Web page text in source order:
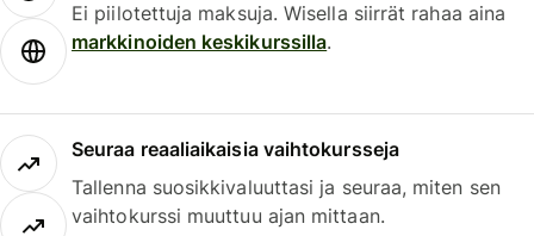
Ei piilotettuja maksuja. Wisella siirrät rahaa aina
markkinoiden keskikurssilla.
Seuraa reaaliaikaisia vaihtokursseja
Tallenna suosikkivaluuttasi ja seuraa, miten sen
vaihtokurssi muuttuu ajan mittaan.